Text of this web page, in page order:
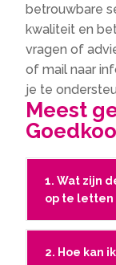
betrouwbare
kwaliteit en
vragen of
of mail naar
je te
Meest
1. Wat zijn
op te letten
2. Hoe kan